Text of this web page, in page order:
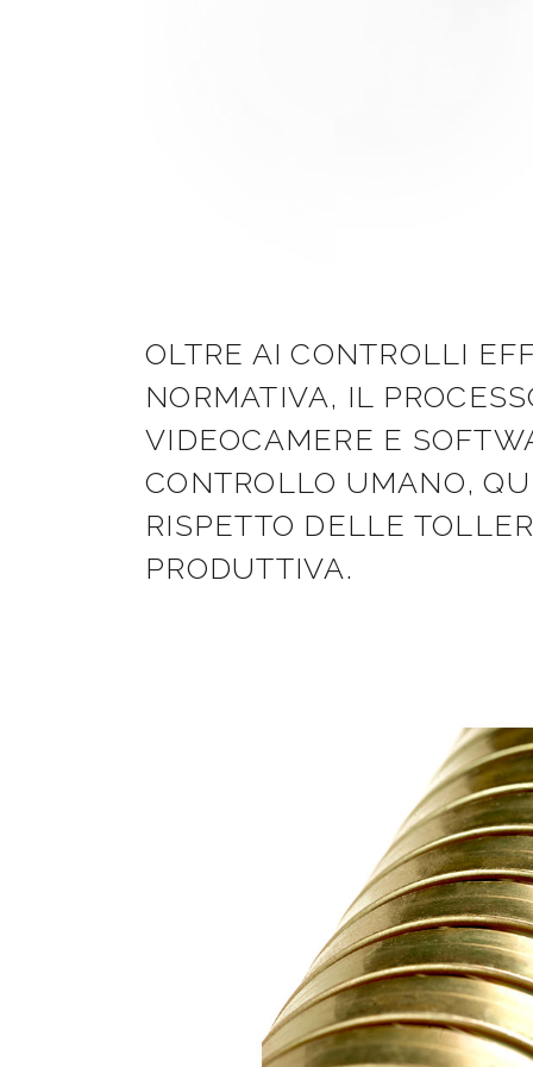
OLTRE AI CONTROLLI
NORMATIVA, IL
VIDEOCAMERE E
CONTROLLO UMANO,
RISPETTO DELLE
PRODUTTIVA.